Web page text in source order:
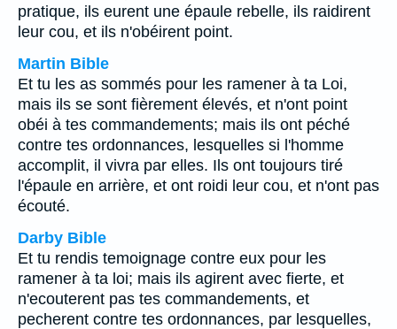
pratique, ils eurent une épaule rebelle, ils raidirent
leur cou, et ils n'obéirent point.
Martin Bible
Et tu les as sommés pour les ramener à ta Loi,
mais ils se sont fièrement élevés, et n'ont point
obéi à tes commandements; mais ils ont péché
contre tes ordonnances, lesquelles si l'homme
accomplit, il vivra par elles. Ils ont toujours tiré
l'épaule en arrière, et ont roidi leur cou, et n'ont pas
écouté.
Darby Bible
Et tu rendis temoignage contre eux pour les
ramener à ta loi; mais ils agirent avec fierte, et
n'ecouterent pas tes commandements, et
pecherent contre tes ordonnances, par lesquelles,